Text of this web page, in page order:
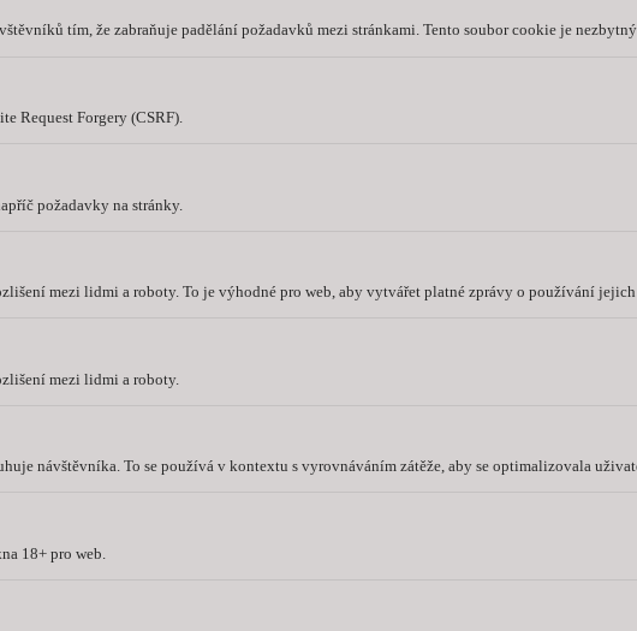
tím, že zabraňuje padělání požadavků mezi stránkami. Tento soubor cookie je
Request Forgery (CSRF).
požadavky na stránky.
mezi lidmi a roboty. To je výhodné pro web, aby vytvářet platné zprávy o používání
mezi lidmi a roboty.
návštěvníka. To se používá v kontextu s vyrovnáváním zátěže, aby se optimalizovala
18+ pro web.